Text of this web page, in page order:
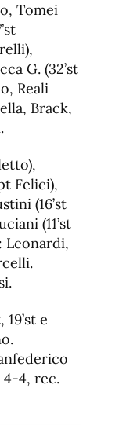
Tomei
G. (32’st
Reali
Brack,
Felici),
(16’st
(11’st
Leonardi,
e
4-4, rec.